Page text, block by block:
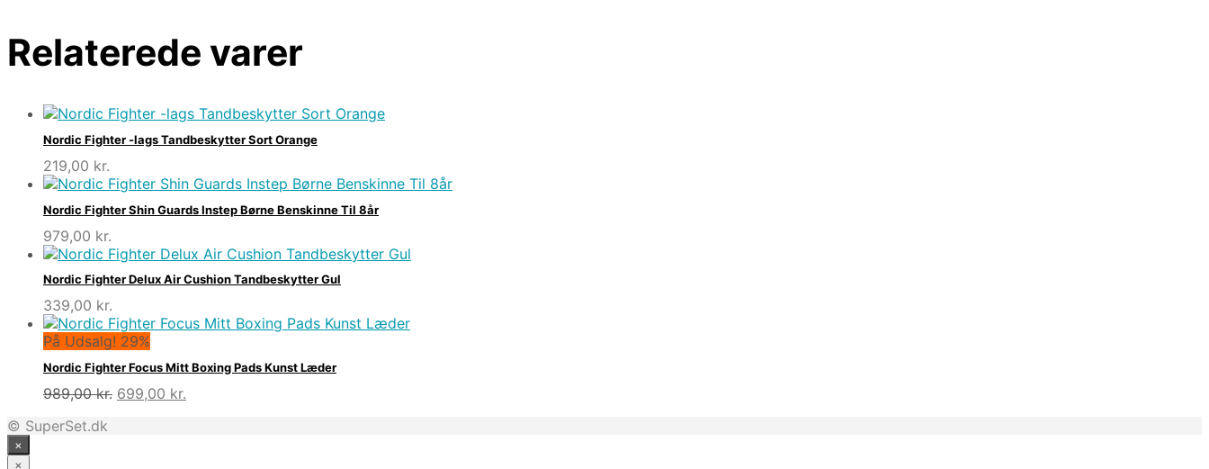
Relaterede varer
Nordic Fighter -lags Tandbeskytter Sort Orange
219,00 kr.
Nordic Fighter Shin Guards Instep Børne Benskinne Til 8år
979,00 kr.
Nordic Fighter Delux Air Cushion Tandbeskytter Gul
339,00 kr.
På Udsalg! 29%
Nordic Fighter Focus Mitt Boxing Pads Kunst Læder
989,00kr. Den
699,00 kr.
© SuperSet.dk
×
×